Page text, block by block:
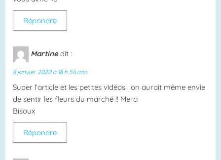
Répondre
Martine dit :
8 janvier 2020 à 18 h 56 min
Super l’article et les petites vidéos ! on aurait même envie
de sentir les fleurs du marché !! Merci
Bisoux
Répondre